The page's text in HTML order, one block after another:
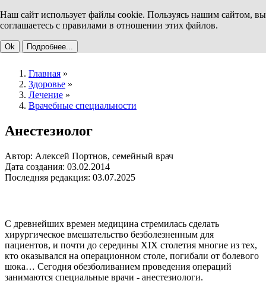
Наш сайт использует файлы cookie. Пользуясь нашим сайтом, вы
соглашаетесь с правилами в отношении этих файлов.
Ok Подробнее...
Главная »
Здоровье »
Лечение »
Врачебные специальности
Анестезиолог
Автор: Алексей Портнов, семейный врач
Дата создания: 03.02.2014
Последняя редакция: 03.07.2025
С древнейших времен медицина стремилась сделать
хирургическое вмешательство безболезненным для
пациентов, и почти до середины XIX столетия многие из тех,
кто оказывался на операционном столе, погибали от болевого
шока… Сегодня обезболиванием проведения операций
занимаются специальные врачи - анестезиологи.